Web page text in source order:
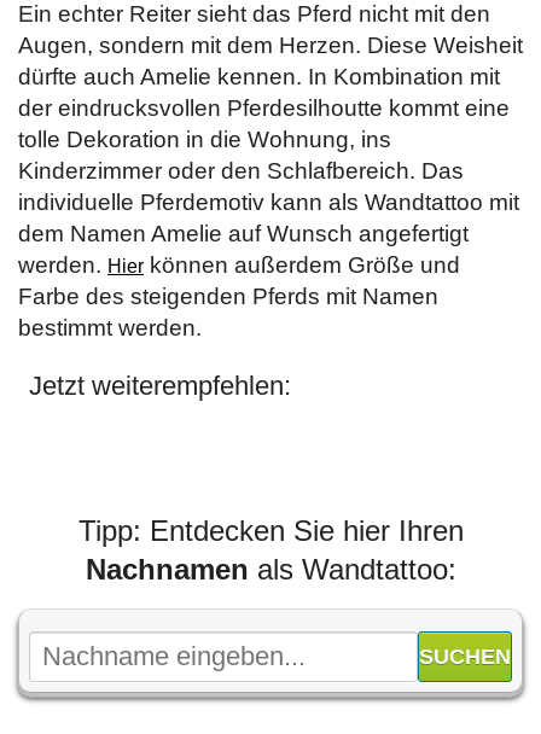
Ein echter Reiter sieht das Pferd nicht mit den
Augen, sondern mit dem Herzen. Diese Weisheit
dürfte auch Amelie kennen. In Kombination mit
der eindrucksvollen Pferdesilhoutte kommt eine
tolle Dekoration in die Wohnung, ins
Kinderzimmer oder den Schlafbereich. Das
individuelle Pferdemotiv kann als Wandtattoo mit
dem Namen Amelie auf Wunsch angefertigt
werden. Hier können außerdem Größe und
Farbe des steigenden Pferds mit Namen
bestimmt werden.
Jetzt weiterempfehlen:
Tipp: Entdecken Sie hier Ihren
Nachnamen als Wandtattoo: